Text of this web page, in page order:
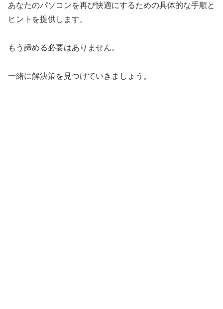
あなたのパソコンを再び快適にするための具体的な手順と
ヒントを提供します。
もう諦める必要はありません。
一緒に解決策を見つけていきましょう。